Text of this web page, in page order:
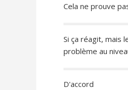
Cela ne prouve
Si ça réagit, mais
problème au
D'accord